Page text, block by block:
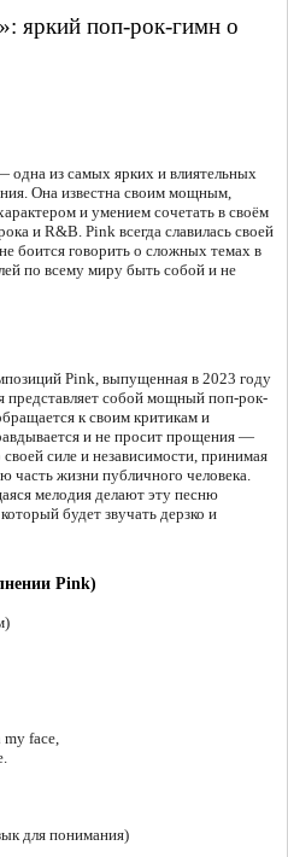
яркий поп-рок-гимн о
из самых ярких и влиятельных
Она известна своим мощным,
и умением сочетать в своём
и R&B. Pink всегда славилась своей
боится говорить о сложных темах в
по всему миру быть собой и не
Pink, выпущенная в 2023 году
представляет собой мощный поп-рок-
к своим критикам и
и не просит прощения —
силе и независимости, принимая
часть жизни публичного человека.
мелодия делают эту песню
будет звучать дерзко и
Pink)
face,
для понимания)